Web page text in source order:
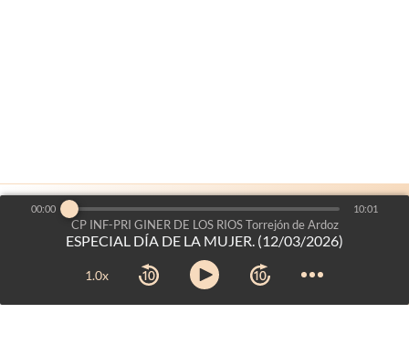
CP INF-PRI GINER DE LOS RIOS Torrejón de Ardoz
ESPECIAL DÍA DE LA MUJER. (12/03/2026)
1.0x
00:00 10:01
©2026 - Voces del Aulaes un proyecto de:
Dirección General de Bilingüismo y Calidad de la Enseñanza
Consejería de Educación, Ciencia y Universidades
de Madrid